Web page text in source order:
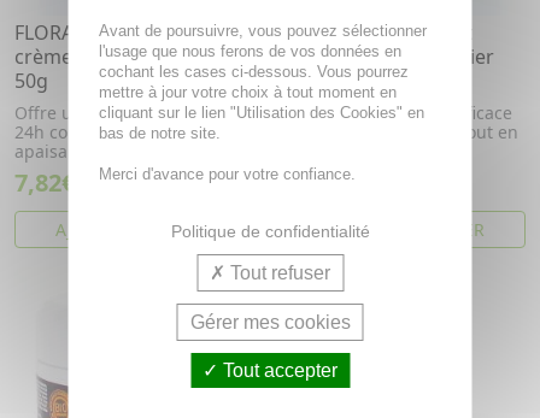
FLORAME Déodorant
crème peaux sensibles bio
50g
Offre une protection efficace
24h contre les odeurs,
apaisant et sans bicarbonate.
7,82€
AJOUTER AU PANIER
FLORAME Déodorant
crème fleur d'amandier
bio 50g
Offre une protection efficace
24h contre les odeurs tout en
7,20€
AJOUTER AU PANIER
Avant de poursuivre, vous pouvez sélectionner
l'usage que nous ferons de vos données en
cochant les cases ci-dessous. Vous pourrez
mettre à jour votre choix à tout moment en
cliquant sur le lien "Utilisation des Cookies" en
bas de notre site.
Merci d'avance pour votre confiance.
Politique de confidentialité
Tout refuser
Gérer mes cookies
Tout accepter